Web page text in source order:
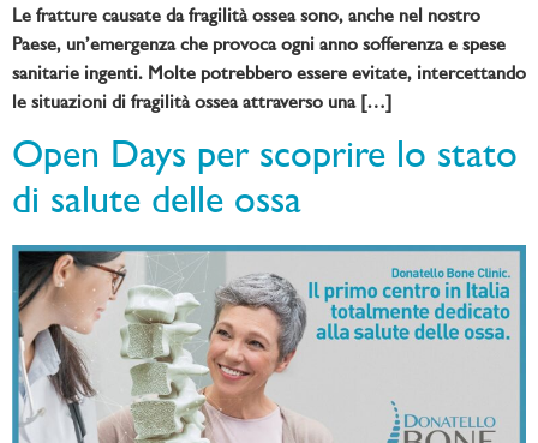
Le fratture causate da fragilità ossea sono, anche nel nostro
Paese, un’emergenza che provoca ogni anno sofferenza e spese
sanitarie ingenti. Molte potrebbero essere evitate, intercettando
le situazioni di fragilità ossea attraverso una […]
Open Days per scoprire lo stato
di salute delle ossa